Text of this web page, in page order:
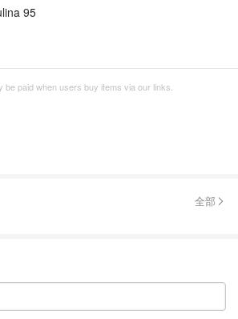
95
be paid when users buy items via our links.
全部